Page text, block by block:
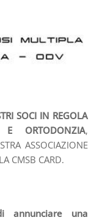
SOCI IN REGOLA
ORTODONZIA,
ASSOCIAZIONE
CMSB CARD.
annunciare una